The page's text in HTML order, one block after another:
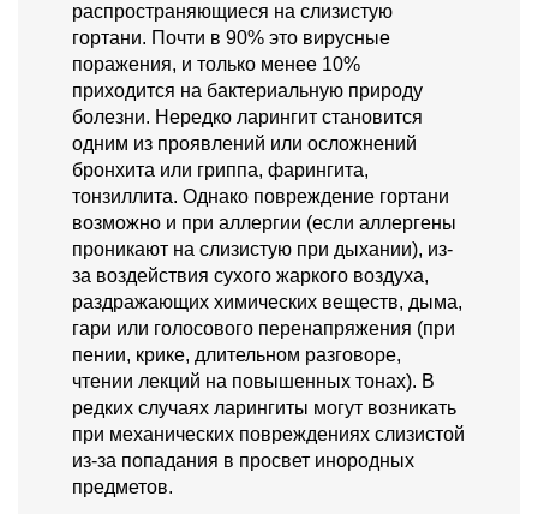
распространяющиеся на слизистую
гортани. Почти в 90% это вирусные
поражения, и только менее 10%
приходится на бактериальную природу
болезни. Нередко ларингит становится
одним из проявлений или осложнений
бронхита или гриппа, фарингита,
тонзиллита. Однако повреждение гортани
возможно и при аллергии (если аллергены
проникают на слизистую при дыхании), из-
за воздействия сухого жаркого воздуха,
раздражающих химических веществ, дыма,
гари или голосового перенапряжения (при
пении, крике, длительном разговоре,
чтении лекций на повышенных тонах). В
редких случаях ларингиты могут возникать
при механических повреждениях слизистой
из-за попадания в просвет инородных
предметов.